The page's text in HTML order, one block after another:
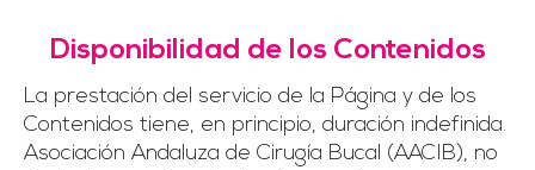
Disponibilidad de los Contenidos
La prestación del servicio de la Página y de los
Contenidos tiene, en principio, duración indefinida.
Asociación Andaluza de Cirugía Bucal (AACIB), no